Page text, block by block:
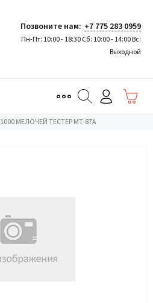
Позвоните нам: +7 775 283 0959
Пн-Пт: 10:00 - 18:30 Сб: 10:00 - 14:00 Вс:
Выходной
1000 МЕЛОЧЕЙ ТЕСТЕР МТ-87А